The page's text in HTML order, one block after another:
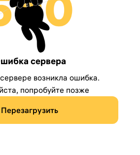
сервера
возникла ошибка.
попробуйте позже
Перезагрузить